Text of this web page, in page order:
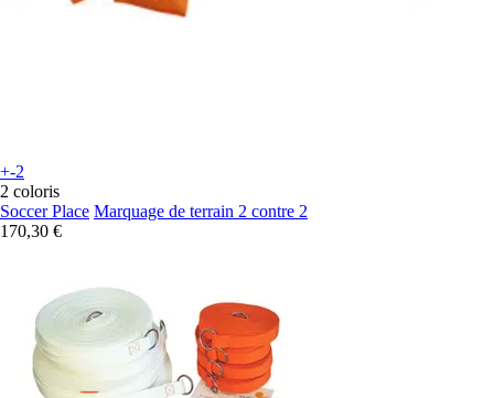
+-2
2 coloris
Soccer Place Marquage de terrain 2 contre 2
170,30 €